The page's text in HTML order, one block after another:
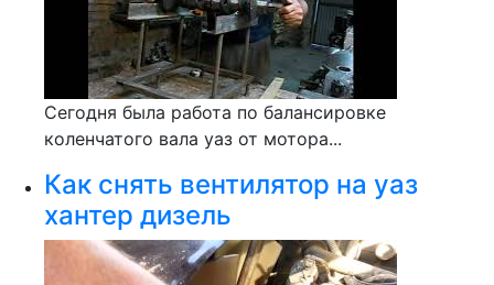
Сегодня была работа по балансировке
коленчатого вала уаз от мотора...
Как снять вентилятор на уаз
хантер дизель